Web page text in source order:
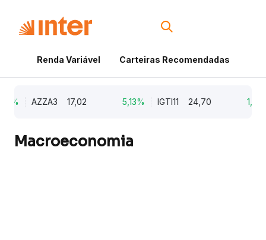
Renda Variável Carteiras Recomendadas
AZZA3 17,02 5,13% IGTI11 24,70 1,77%
Macroeconomia